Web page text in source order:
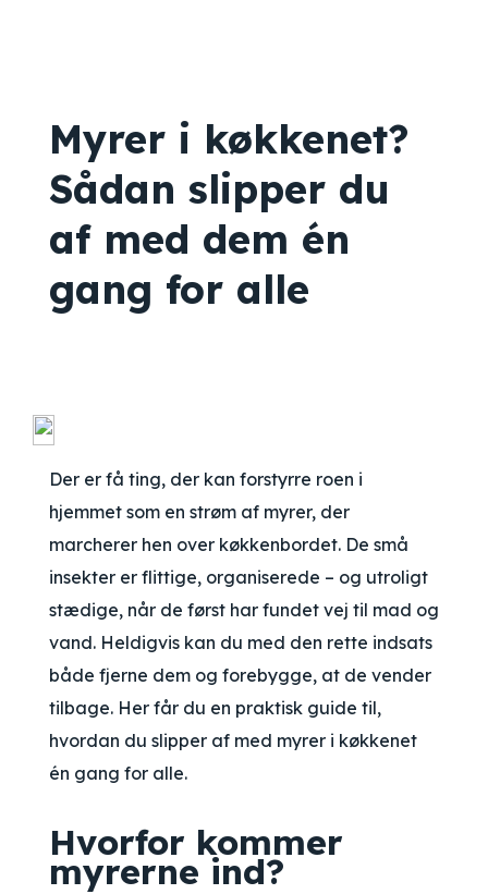
Myrer i køkkenet?
Sådan slipper du
af med dem én
gang for alle
Der er få ting, der kan forstyrre roen i
hjemmet som en strøm af myrer, der
marcherer hen over køkkenbordet. De små
insekter er flittige, organiserede – og utroligt
stædige, når de først har fundet vej til mad og
vand. Heldigvis kan du med den rette indsats
både fjerne dem og forebygge, at de vender
tilbage. Her får du en praktisk guide til,
hvordan du slipper af med myrer i køkkenet
én gang for alle.
Hvorfor kommer
myrerne ind?